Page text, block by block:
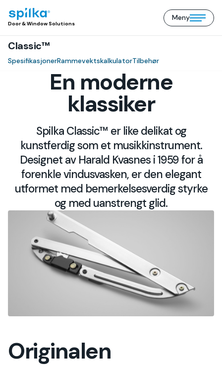
Door
Window
Solutions
(NO)
Door & Window Solutions
Meny
Open/close
Classic™
SpesifikasjonerRammevektskalkulatorTilbehør
En moderne
klassiker
Spilka Classic™ er like delikat og
kunstferdig som et musikkinstrument.
Designet av Harald Kvasnes i 1959 for å
forenkle vindusvasken, er den elegant
utformet med bemerkelsesverdig styrke
og med uanstrengt glid.
Originalen